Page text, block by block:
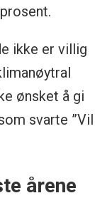
ikke er villig
ønsket å gi
svarte ”Vil
årene